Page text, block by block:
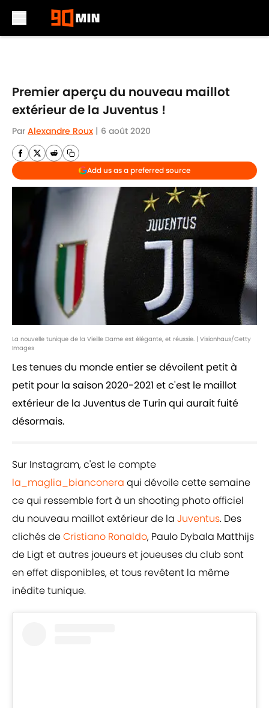
Premier aperçu du nouveau maillot
extérieur de la Juventus !
Par Alexandre Roux | 6 août 2020
Add us as a preferred source
La nouvelle tunique de la Vieille Dame est élégante, et réussie. | Visionhaus/Getty
Images
Les tenues du monde entier se dévoilent petit à
petit pour la saison 2020-2021 et c'est le maillot
extérieur de la Juventus de Turin qui aurait fuité
désormais.
Sur Instagram, c'est le compte
la_maglia_bianconera qui dévoile cette semaine
ce qui ressemble fort à un shooting photo officiel
du nouveau maillot extérieur de la Juventus. Des
clichés deCristiano Ronaldo, Paulo Dybala Matthijs
de Ligt et autres joueurs et joueuses du club sont
en effet disponibles, et tous revêtent la même
inédite tunique.